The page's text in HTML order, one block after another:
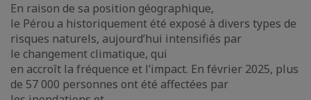
En raison de sa position géographique,
le Pérou a historiquement été exposé à divers types de
risques naturels, aujourd’hui intensifiés par
le changement climatique, qui
en accroît la fréquence et l’impact. En février 2025, plus
de 57 000 personnes ont été affectées par